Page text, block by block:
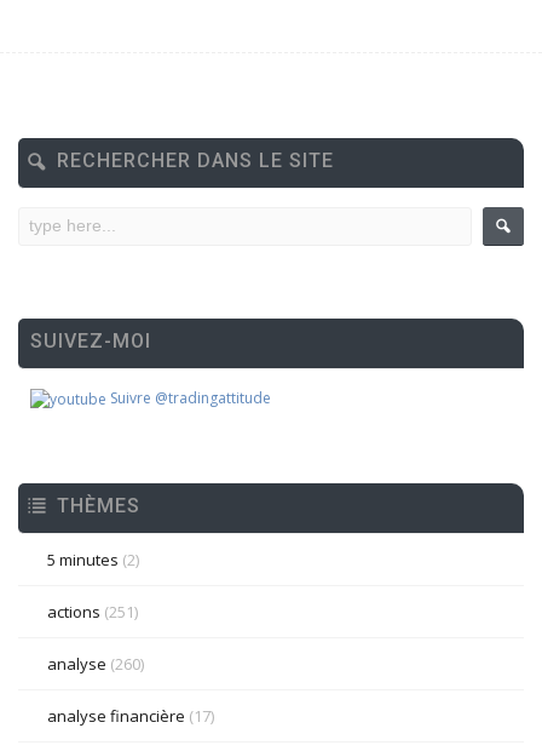
RECHERCHER DANS LE SITE
SUIVEZ-MOI
Suivre @tradingattitude
THÈMES
5 minutes (2)
actions (251)
analyse (260)
analyse financière (17)